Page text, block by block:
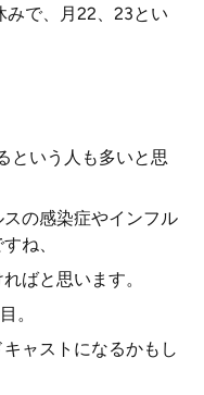
みで、月22、23とい
という人も多いと思
の感染症やインフル
ね、
ばと思います。
。
ャストになるかもし